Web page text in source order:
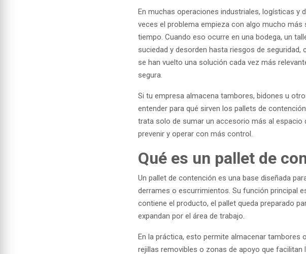
En muchas operaciones industriales, logísticas y
veces el problema empieza con algo mucho
tiempo. Cuando eso ocurre en una bodega, un
suciedad y desorden hasta riesgos de
se han vuelto una solución cada vez más
segura.
Si tu empresa almacena tambores, bidones u
entender para qué sirven los pallets de
trata solo de sumar un accesorio más al espacio
prevenir y operar con más control.
Qué es un pallet de
Un pallet de contención es una base diseñada
derrames o escurrimientos. Su función principal
contiene el producto, el pallet queda preparado
expandan por el área de trabajo.
En la práctica, esto permite almacenar
rejillas removibles o zonas de apoyo que facilitan